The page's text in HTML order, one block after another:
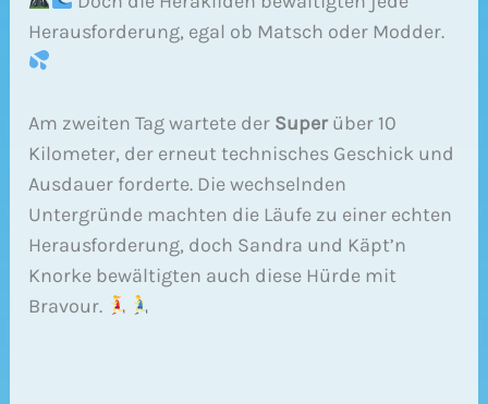
Herausforderung, egal ob Matsch oder Modder.
Am zweiten Tag wartete der Superüber 10
Kilometer, der erneut technisches Geschick und
Ausdauer forderte. Die wechselnden
Untergründe machten die Läufe zu einer echten
Herausforderung, doch Sandra und Käpt’n
Knorke bewältigten auch diese Hürde mit
Bravour.